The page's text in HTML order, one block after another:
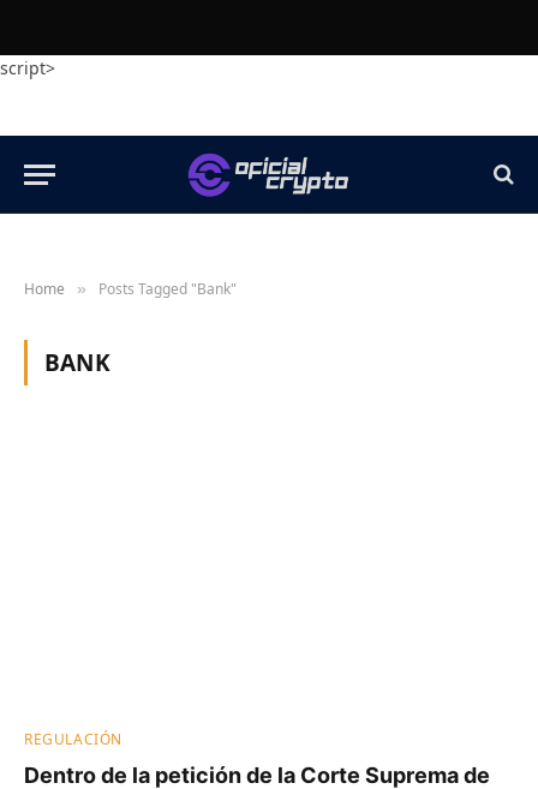
script>
Home » Posts Tagged "Bank"
BANK
REGULACIÓN
Dentro de la petición de la Corte Suprema de